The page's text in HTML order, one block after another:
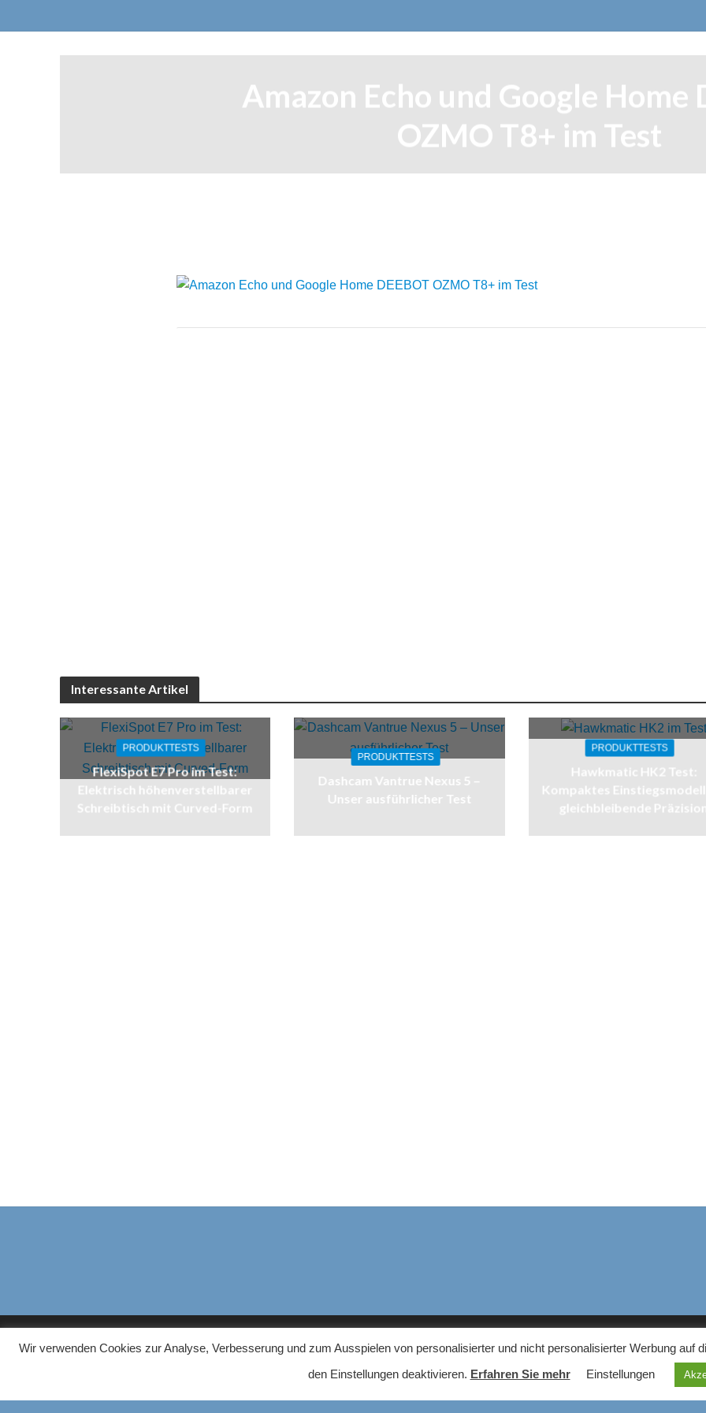
Amazon Echo und Google Home
OZMO T8+ im Test
Interessante Artikel
PRODUKTTESTS
FlexiSpot E7 Pro im Test:
Elektrisch höhenverstellbarer
Schreibtisch mit Curved-Form
PRODUKTTESTS
Dashcam Vantrue Nexus 5 –
Unser ausführlicher Test
PRODUKTTESTS
Hawkmatic HK2 Test:
Kompaktes
gleichbleibende Präzision
HAUSHALTS-GERAETE.COM ÜBER UNS
Wir verwenden Cookies zur Analyse, Verbesserung und zum Ausspielen von personalisierter und nicht personalisierter Werbung auf
den Einstellungen deaktivieren. Erfahren Sie mehr Einstellungen